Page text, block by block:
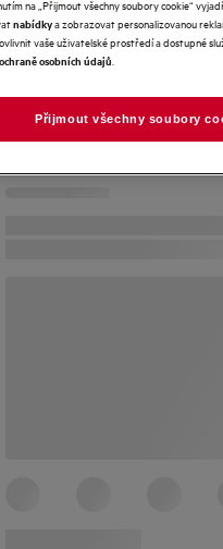
na „Přijmout všechny soubory cookie“
nabídkya zobrazovat personalizovanou
vaše uživatelské prostředí a dostupné
osobních údajů
Přijmout všechny soubory